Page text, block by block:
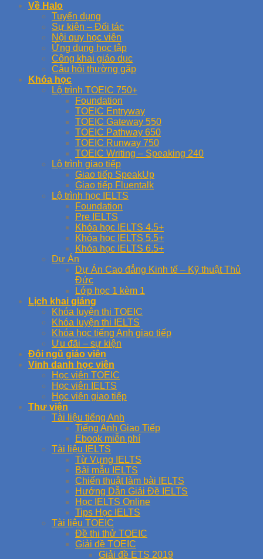
Về Halo
Tuyển dụng
Sự kiện – Đối tác
Nội quy học viên
Ứng dụng học tập
Công khai giáo dục
Câu hỏi thường gặp
Khóa học
Lộ trình TOEIC 750+
Foundation
TOEIC Entryway
TOEIC Gateway 550
TOEIC Pathway 650
TOEIC Runway 750
TOEIC Writing – Speaking 240
Lộ trình giao tiếp
Giao tiếp SpeakUp
Giao tiếp Fluentalk
Lộ trình học IELTS
Foundation
Pre IELTS
Khóa học IELTS 4.5+
Khóa học IELTS 5.5+
Khóa học IELTS 6.5+
Dự Án
Dự Án Cao đẳng Kinh tế – Kỹ thuật Thủ
Đức
Lớp học 1 kèm 1
Lịch khai giảng
Khóa luyện thi TOEIC
Khóa luyện thi IELTS
Khóa học tiếng Anh giao tiếp
Ưu đãi – sự kiện
Đội ngũ giáo viên
Vinh danh học viên
Học viên TOEIC
Học viên IELTS
Học viên giao tiếp
Thư viện
Tài liệu tiếng Anh
Tiếng Anh Giao Tiếp
Ebook miễn phí
Tài liệu IELTS
Từ Vựng IELTS
Bài mẫu IELTS
Chiến thuật làm bài IELTS
Hướng Dẫn Giải Đề IELTS
Học IELTS Online
Tips Học IELTS
Tài liệu TOEIC
Đề thi thử TOEIC
Giải đề TOEIC
Giải đề ETS 2019